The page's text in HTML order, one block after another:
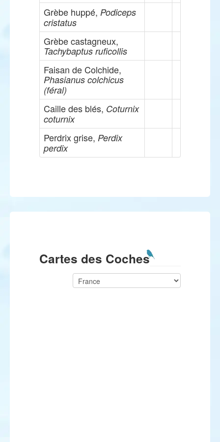
Grèbe huppé, Podiceps
cristatus
Grèbe castagneux,
Tachybaptus ruficollis
Faisan de Colchide,
Phasianus colchicus
(féral)
Caille des blés, Coturnix
coturnix
Perdrix grise, Perdix
perdix
Cartes des Coches